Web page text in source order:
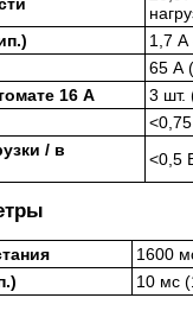
1,7 А
65 А
16 А
3 шт.
/ в
<0,5
1600
10 мс